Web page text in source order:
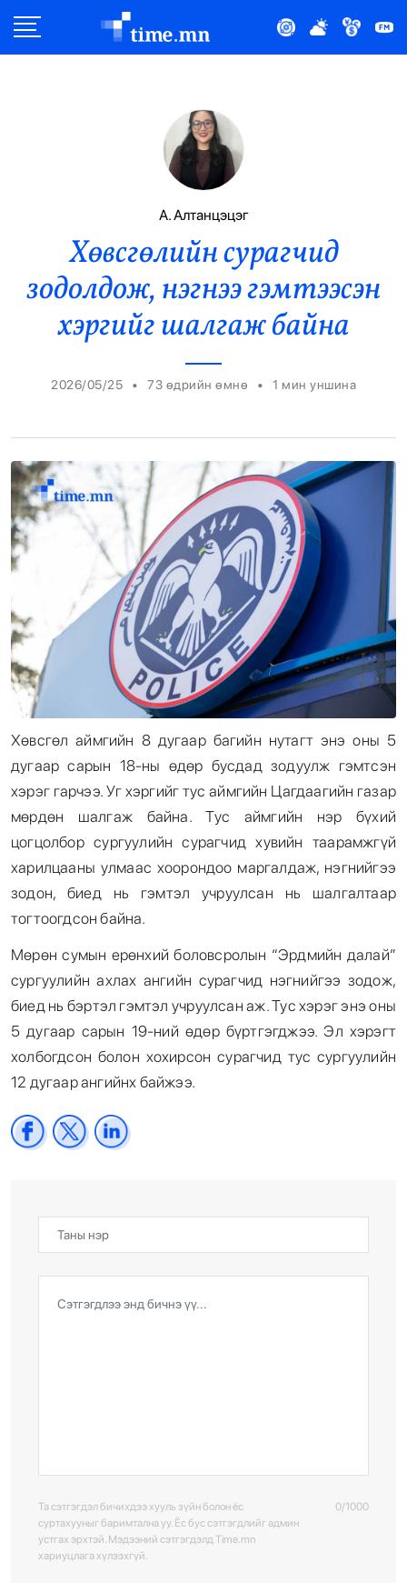
Эдийн Засаг
Нийтлэлчийн Булан
Эрүүл Мэнд
Орон Нутаг
Спорт
Энтертайнмент
Эрэн Сурвалжилга
А. Алтанцэцэг
Хөвсгөлийн сурагчид
зодолдож, нэгнээ гэмтээсэн
хэргийг шалгаж байна
2026/05/25 • 73 өдрийн өмнө • 1 мин уншина
Хөвсгөл аймгийн 8 дугаар багийн нутагт энэ оны 5
дугаар сарын 18-ны өдөр бусдад зодуулж гэмтсэн
хэрэг гарчээ. Уг хэргийг тус аймгийн Цагдаагийн газар
мөрдөн шалгаж байна. Тус аймгийн нэр бүхий
цогцолбор сургуулийн сурагчид хувийн таарамжгүй
харилцааны улмаас хоорондоо маргалдаж, нэгнийгээ
зодон, биед нь гэмтэл учруулсан нь шалгалтаар
тогтоогдсон байна.
Мөрөн сумын ерөнхий боловсролын “Эрдмийн далай”
сургуулийн ахлах ангийн сурагчид нэгнийгээ зодож,
биед нь бэртэл гэмтэл учруулсан аж. Тус хэрэг энэ оны
5 дугаар сарын 19-ний өдөр бүртгэгджээ. Эл хэрэгт
холбогдсон болон хохирсон сурагчид тус сургуулийн
12 дугаар ангийнх байжээ.
Та сэтгэгдэл бичихдээ хууль зүйн болон ёс
суртахууныг баримтална уу. Ёс бус сэтгэгдлийг админ
устгах эрхтэй. Мэдээний сэтгэгдэлд Time.mn
хариуцлага хүлээхгүй.
0/1000